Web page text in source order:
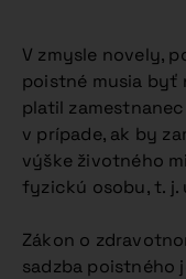
V zmysle novely,
poistné musia byť
platil
v prípade, ak by
výške životného
fyzickú osobu, t. j.
Zákon o
sadzba poistného